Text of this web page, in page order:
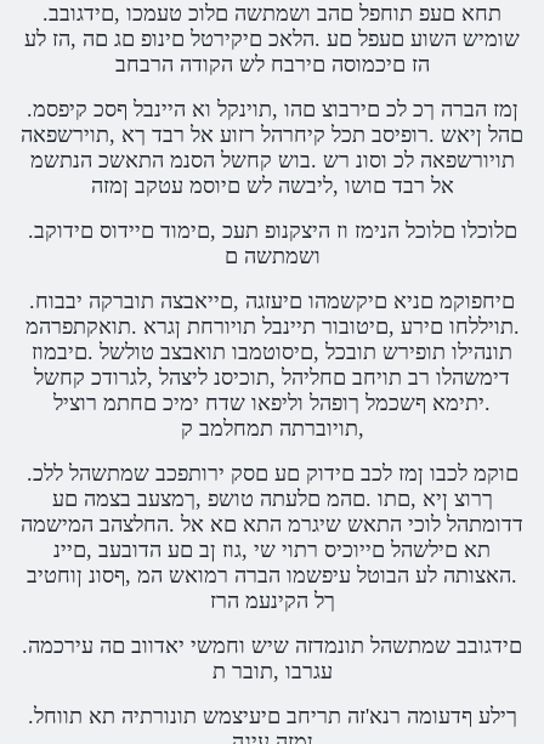
.תחא םעפ תוחפל םהב ושמתשה םלוכ טעמכו ,םידגובב
שומיש השוע םעפל םע .הלאכ םיקירטל םינופ םג םה ,הז לע
הז םיכמוסה םירבח לש הקודה הרבחב
.ןמז הברה ךכ לכ םירבוצ םהו ,תוינקל וא היינבל ףסכ קיפסמ
םהל ןיאש .רופיסב תכל קיחרהל רזוע אל רבד ךא ,תוירשפאה
תויורשפאה לכ וסונ רש .בוש קחשל הסנמ התאשכ הנתשמ
אל רבד םושו ,ליבשה לש םיוסמ עטקב ןמזה
.םלוכלו םלוכל הנימז וז היצקנופ תעכ ,םימוד םיידוס םידוקב
ושמתשה ם
.םיחפוקמ םניא םיקשמהו םיעזגה ,םייאבצה תוברקה יבבוח
.תויללחו םירע ,םיטובור תיינבל תויורחת ןגרא .תואקתפרהמ
תונהילו תופירש תובכל ,םיסוטמבו תואבצב טולשל .םיבמוז
דימשהלו רב תויחב םחליהל ,תוכיסנ ליצהל ,לגרודכ קחשל
.יתימא ףשכמל ךופהל וליפאו שדח ימיכ םחתמ רוציל
,תויוברתה תמחלמב ק
.םוקמ לכבו ןמז לכב םידוק םע םסק ירותפכב שמתשהל ללכ
ךרוצ ןיא ,םתו .םהמ םלעתה טושפ ,ךמצעב בצמה םע
דדומתהל לוכי התאש שיגרמ התא םא אל .החלצהב המישמה
תא םילשהל םייוכיס רתוי שי ,גוז ןב םע הדובעב ,םיינ
.האצותה לע הבוטל עיפשמו הברה רמואש המ ,ףסונ ןוחטיב
ךל הקינעמ הרז
.םידגובב שמתשהל תונמדזה שיש וחמשי יאדווב םה עירכמה
עגרבו ,תובר ת
.ךילע ףדעומה רנא'זה תריחב םיעיצמש תונורתיה תא תווחל